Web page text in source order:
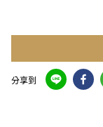
分享到